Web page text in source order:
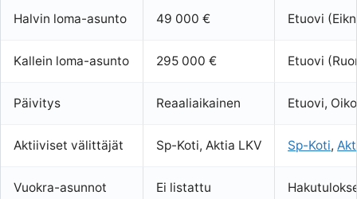
Halvin loma-asunto 49 000 € Etuovi
Kallein loma-asunto 295 000 € Etuovi
Päivitys Reaaliaikainen Etuovi,
Aktiiviset välittäjät Sp-Koti, Aktia LKV Sp-Koti,
Vuokra-asunnot Ei listattu